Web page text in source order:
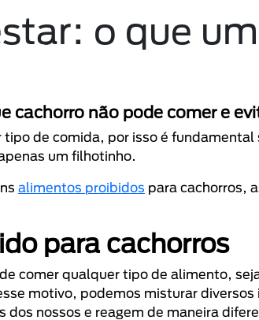
o que
cachorro não pode comer e
de comida, por isso é fundamental
um filhotinho.
alimentos proibidos para cachorros,
para cachorros
comer qualquer tipo de alimento,
motivo, podemos misturar
nossos e reagem de maneira